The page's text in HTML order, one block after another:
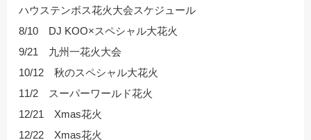
ハウステンボス花火大会スケジュール
8/10 DJ KOO×スペシャル大花火
9/21 九州一花火大会
10/12 秋のスペシャル大花火
11/2 スーパーワールド花火
12/21 Xmas花火
12/22 Xmas花火